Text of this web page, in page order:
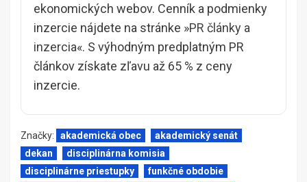
ekonomických webov. Cenník a podmienky
inzercie nájdete na stránke »PR články a
inzercia«. S výhodným predplatným PR
článkov získate zľavu až 65 % z ceny
inzercie.
Značky: akademická obec
akademický senát
dekan
disciplinárna komisia
disciplinárne priestupky
funkčné obdobie